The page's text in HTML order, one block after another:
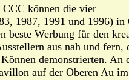
CCC können die vier
1987, 1991 und 1996) in
beste Werbung für den
aus nah und fern,
demonstrierten. An
auf der Oberen Au im